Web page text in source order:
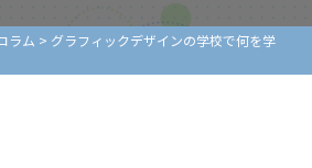
ラム > グラフィックデザインの学校で何を学